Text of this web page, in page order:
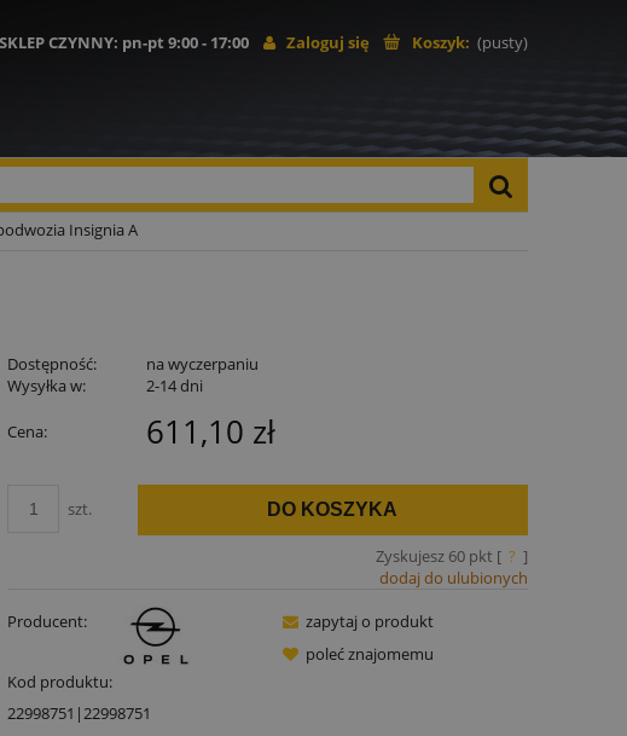
Koszyk: (pusty)
Zaloguj się
SKLEP CZYNNY: pn-pt 9:00 - 17:00
Insignia A
Dostępność:
na wyczerpaniu
Wysyłka w:
2-14 dni
Cena: 611,10 zł
szt. DO KOSZYKA
Zyskujesz 60pkt [ ? ]
dodaj do ulubionych
Producent:
Kod produktu:
22998751|22998751
zapytaj o produkt
poleć znajomemu